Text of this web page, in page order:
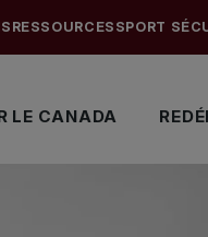
LE CANADA
RESSOURCES SPORT